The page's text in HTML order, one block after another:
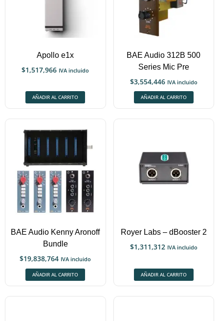
Apollo e1x
$1,517,966 IVA incluido
AÑADIR AL CARRITO
BAE Audio 312B 500
Series Mic Pre
$3,554,446 IVA incluido
AÑADIR AL CARRITO
BAE Audio Kenny Aronoff
Bundle
$19,838,764 IVA incluido
AÑADIR AL CARRITO
Royer Labs – dBooster 2
$1,311,312 IVA incluido
AÑADIR AL CARRITO